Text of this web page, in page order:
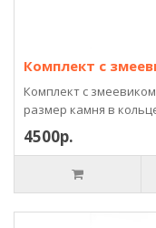
Комплект с
Комплект с
размер камня в
4500р.